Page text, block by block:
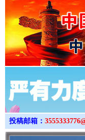
投稿邮箱：